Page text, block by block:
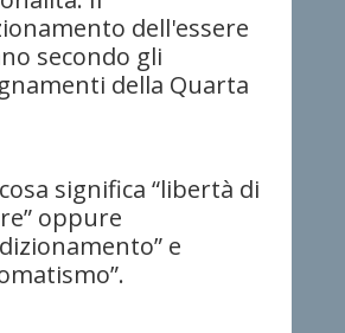
dell'essere
secondo gli
della Quarta
significa “libertà di
oppure
e